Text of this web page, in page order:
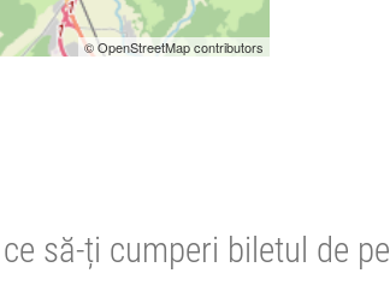
© OpenStreetMap contributors
să-ți cumperi biletul de pe